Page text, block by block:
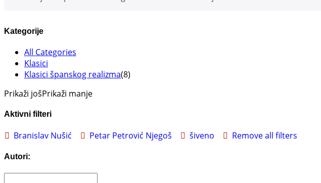
Kategorije
All Categories
Klasici
Klasici španskog realizma(8)
Prikaži jošPrikaži manje
Aktivni filteri
Branislav Nušić Petar Petrović Njegoš šiveno Remove all filters
Autori: